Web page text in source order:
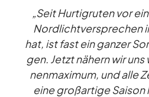
„Seit Hur­tig­ru­ten vor
Nord­licht­ver­spre­chen
hat, ist fast ein gan­zer
gen. Jetzt nä­hern wir
nen­ma­xi­mum, und alle
eine groß­ar­tige Sai­son